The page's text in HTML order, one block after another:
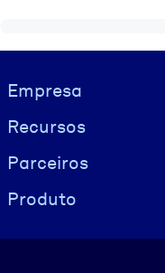
Visually hidden Text
Empresa
Recursos
Parceiros
Produto